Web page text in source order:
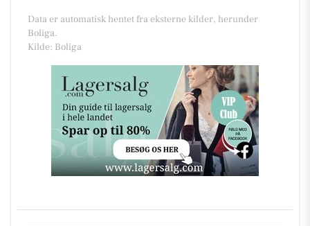
Data er automatisk hentet fra eksterne kilder, herunder
Boliga.
Kilde: Boliga